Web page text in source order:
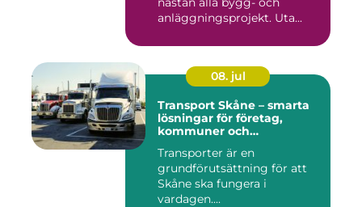
anläggningsprojekt. Uta...
08. jul
Transport Skåne – smarta
lösningar för företag,
kommuner och
Transporter är en
grundförutsättning för att
Skåne ska fungera i
vardagen....